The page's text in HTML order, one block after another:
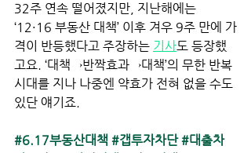
32주 연속 떨어졌지만, 지난해에는
‘12·16 부동산 대책’ 이후 겨우 9주 만에 가
격이 반등했다고 주장하는 기사도 등장했
고요. ‘대책→반짝효과→대책’의 무한 반복
시대를 지나 나중엔 약효가 전혀 없을 수도
있단 얘기죠.
#6.17부동산대책 #갭투자차단 #대출차